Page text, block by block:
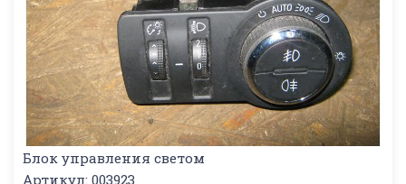
Блок управления светом
Артикул: 003923